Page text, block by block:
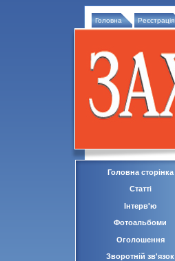
Головна Реєстрація
Головна сторінка
Статті
Інтерв'ю
Фотоальбоми
Оголошення
Зворотній зв'язок